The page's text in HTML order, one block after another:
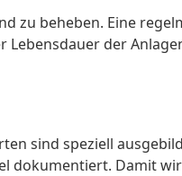
zu beheben. Eine
der
sind speziell
dokumentiert. Damit